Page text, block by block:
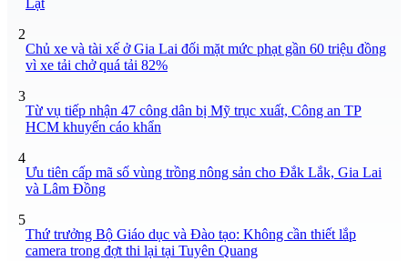
2
Chủ xe và tài xế ở Gia Lai đối mặt mức phạt gần 60 triệu đồng
vì xe tải chở quá tải 82%
3
Từ vụ tiếp nhận 47 công dân bị Mỹ trục xuất, Công an TP
HCM khuyến cáo khẩn
4
Ưu tiên cấp mã số vùng trồng nông sản cho Đắk Lắk, Gia Lai
và Lâm Đồng
5
Thứ trưởng Bộ Giáo dục và Đào tạo: Không cần thiết lắp
camera trong đợt thi lại tại Tuyên Quang